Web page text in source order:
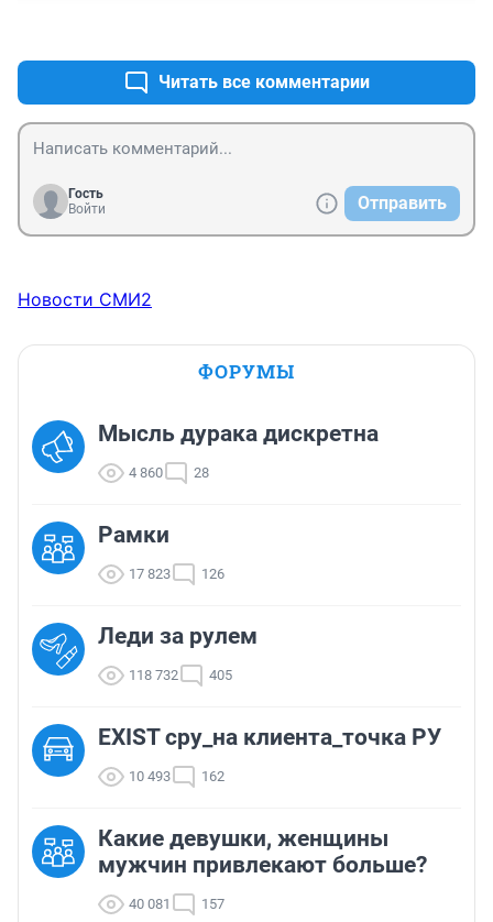
Читать все комментарии
Гость
Войти
Отправить
Новости СМИ2
ФОРУМЫ
Мысль дурака дискретна
4 860 28
Рамки
17 823 126
Леди за рулем
118 732 405
EXIST сру_на клиента_точка РУ
10 493 162
Какие девушки, женщины
мужчин привлекают больше?
40 081 157